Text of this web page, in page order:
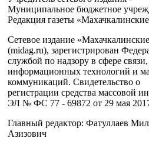
Муниципальное бюджетное
Редакция газеты
Сетевое издание
(midag.ru), зарегистрирован
службой по надзору в сфере связи,
информационных технологий и
коммуникаций. Свидетельство о
регистрации средства массовой
ЭЛ № ФС 77 - 69872 от 29 мая
Главный редактор: Фатуллаев
Азизович